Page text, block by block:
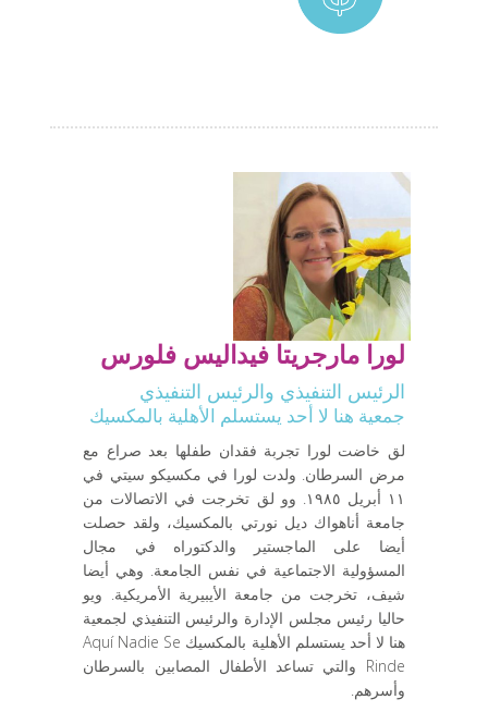
لورا مارجريتا فيداليس فلورس
الرئيس التنفيذي والرئيس التنفيذي
جمعية هنا لا أحد يستسلم الأهلية بالمكسيك
لق خاضت لورا تجربة فقدان طفلها بعد صراع مع
مرض السرطان. ولدت لورا في مكسيكو سيتي في
١١ أبريل ١٩٨٥. وو لق تخرجت في الاتصالات من
جامعة أناهواك ديل نورتي بالمكسيك، ولقد حصلت
أيضا على الماجستير والدكتوراه في مجال
المسؤولية الاجتماعية في نفس الجامعة. وهي أيضا
شيف، تخرجت من جامعة الأيبيرية الأمريكية. ويو
حاليا رئيس مجلس الإدارة والرئيس التنفيذي لجمعية
هنا لا أحد يستسلم الأهلية بالمكسيك Aquí Nadie Se
Rinde والتي تساعد الأطفال المصابين بالسرطان
وأسرهم.